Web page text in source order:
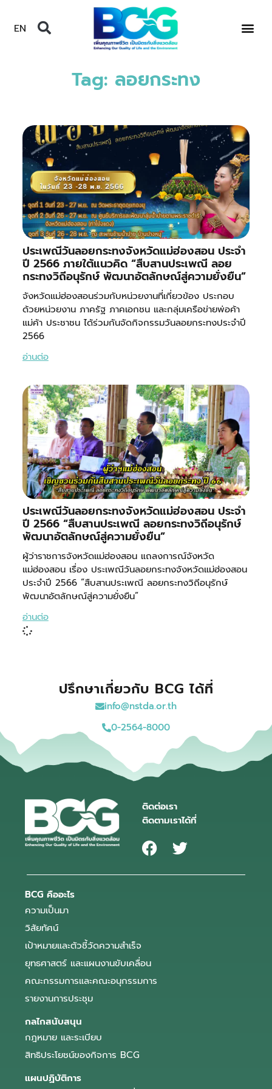
EN
Tag: ลอยกระทง
ประเพณีวันลอยกระทงจังหวัดแม่ฮ่องสอน ประจำ
ปี 2566 ภายใต้แนวคิด “สืบสานประเพณี ลอย
กระทงวิถีอนุรักษ์ พัฒนาอัตลักษณ์สู่ความยั่งยืน”
จังหวัดแม่ฮ่องสอนร่วมกับหน่วยงานที่เกี่ยวข้อง ประกอบ
ด้วยหน่วยงาน ภาครัฐ ภาคเอกชน และกลุ่มเครือข่ายพ่อค้า
แม่ค้า ประชาชน ได้ร่วมกันจัดกิจกรรมวันลอยกระทงประจำปี
2566
อ่านต่อ
ประเพณีวันลอยกระทงจังหวัดแม่ฮ่องสอน ประจำ
ปี 2566 “สืบสานประเพณี ลอยกระทงวิถีอนุรักษ์
พัฒนาอัตลักษณ์สู่ความยั่งยืน”
ผู้ว่าราชการจังหวัดแม่ฮ่องสอน แถลงการณ์จังหวัด
แม่ฮ่องสอน เรื่อง ประเพณีวันลอยกระทงจังหวัดแม่ฮ่องสอน
ประจำปี 2566 “สืบสานประเพณี ลอยกระทงวิถีอนุรักษ์
พัฒนาอัตลักษณ์สู่ความยั่งยืน”
อ่านต่อ
ปรึกษาเกี่ยวกับ BCG ได้ที่
info@nstda.or.th
0-2564-8000
ติดต่อเรา
ติดตามเราได้ที่
BCG คืออะไร
ความเป็นมา
วิสัยทัศน์
เป้าหมายและตัวชี้วัดความสำเร็จ
ยุทธศาสตร์ และแผนงานขับเคลื่อน
คณะกรรมการและคณะอนุกรรมการ
รายงานการประชุม
กลไกสนับสนุน
กฎหมาย และระเบียบ
สิทธิประโยชน์ของกิจการ BCG
แผนปฏิบัติการ